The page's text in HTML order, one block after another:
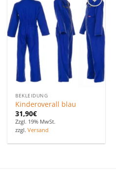
Zu den
Favoriten
hinzufügen
BEKLEIDUNG
Kinderoverall blau
31,90€
Zzgl. 19% MwSt.
zzgl.Versand